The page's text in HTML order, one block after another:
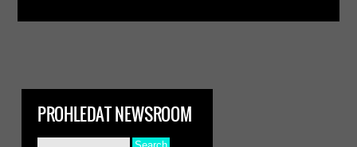
PROHLEDAT NEWSROOM